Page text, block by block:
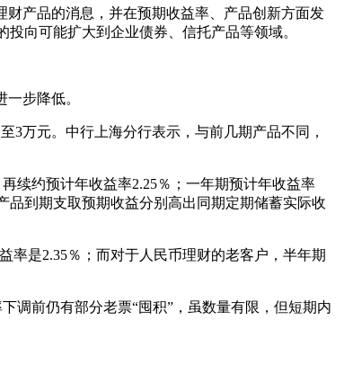
产品的消息，并在预期收益率、产品创新方面发
向可能扩大到企业债券、信托产品等领域。
步降低。
万元。中行上海分行表示，与前几期产品不同，
续约预计年收益率2.25％；一年期预计年收益率
品到期支取预期收益分别高出同期定期储蓄实际收
是2.35％；而对于人民币理财的老客户，半年期
前仍有部分老票“囤积”，虽数量有限，但短期内